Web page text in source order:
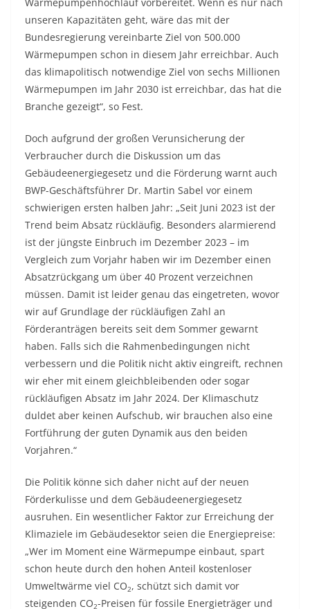
unseren Kapazitäten geht, wäre das mit der
Bundesregierung vereinbarte Ziel von 500.000
Wärmepumpen schon in diesem Jahr erreichbar. Auch
das klimapolitisch notwendige Ziel von sechs Millionen
Wärmepumpen im Jahr 2030 ist erreichbar, das hat die
Branche gezeigt“, so Fest.
Doch aufgrund der großen Verunsicherung der
Verbraucher durch die Diskussion um das
Gebäudeenergiegesetz und die Förderung warnt auch
BWP-Geschäftsführer Dr. Martin Sabel vor einem
schwierigen ersten halben Jahr: „Seit Juni 2023 ist der
Trend beim Absatz rückläufig. Besonders alarmierend
ist der jüngste Einbruch im Dezember 2023 – im
Vergleich zum Vorjahr haben wir im Dezember einen
Absatzrückgang um über 40 Prozent verzeichnen
müssen. Damit ist leider genau das eingetreten, wovor
wir auf Grundlage der rückläufigen Zahl an
Förderanträgen bereits seit dem Sommer gewarnt
haben. Falls sich die Rahmenbedingungen nicht
verbessern und die Politik nicht aktiv eingreift, rechnen
wir eher mit einem gleichbleibenden oder sogar
rückläufigen Absatz im Jahr 2024. Der Klimaschutz
duldet aber keinen Aufschub, wir brauchen also eine
Fortführung der guten Dynamik aus den beiden
Vorjahren.“
Die Politik könne sich daher nicht auf der neuen
Förderkulisse und dem Gebäudeenergiegesetz
ausruhen. Ein wesentlicher Faktor zur Erreichung der
Klimaziele im Gebäudesektor seien die Energiepreise:
„Wer im Moment eine Wärmepumpe einbaut, spart
schon heute durch den hohen Anteil kostenloser
Umweltwärme viel CO2, schützt sich damit vor
steigenden CO2-Preisen für fossile Energieträger und